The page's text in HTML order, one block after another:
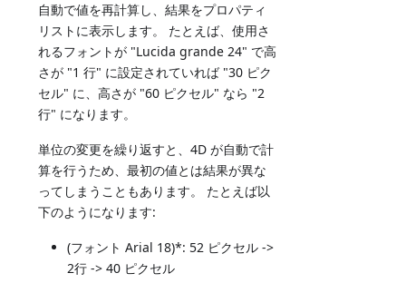
自動で値を再計算し、結果をプロパティ
リストに表示します。 たとえば、使用さ
れるフォントが "Lucida grande 24" で高
さが "1 行" に設定されていれば "30 ピク
セル" に、高さが "60 ピクセル" なら "2
行" になります。
単位の変更を繰り返すと、4D が自動で計
算を行うため、最初の値とは結果が異な
ってしまうこともあります。 たとえば以
下のようになります:
(フォント Arial 18)*: 52 ピクセル ->
2行 -> 40 ピクセル